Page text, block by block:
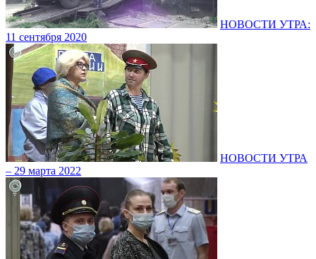
НОВОСТИ УТРА:
11 сентября 2020
НОВОСТИ УТРА
– 29 марта 2022